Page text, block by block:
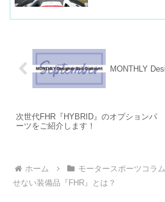
MONTHLY
次世代FHR『HYBRID』のオプションパ
ーツをご紹介します！
ホーム モータースポーツコラム
せない装備品『FHR』とは？